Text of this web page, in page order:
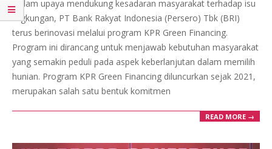
03
Dalam upaya mendukung kesadaran masyarakat terhadap isu
lingkungan, PT Bank Rakyat Indonesia (Persero) Tbk (BRI)
terus berinovasi melalui program KPR Green Financing.
Program ini dirancang untuk menjawab kebutuhan masyarakat
yang semakin peduli pada aspek keberlanjutan dalam memilih
hunian. Program KPR Green Financing diluncurkan sejak 2021,
merupakan salah satu bentuk komitmen
READ MORE →